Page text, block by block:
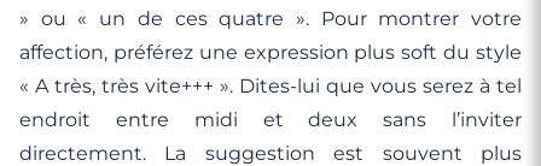
» ou « un de ces quatre ». Pour montrer votre
affection, préférez une expression plus soft du style
« A très, très vite+++ ». Dites-lui que vous serez à tel
endroit entre midi et deux sans l’inviter
directement. La suggestion est souvent plus